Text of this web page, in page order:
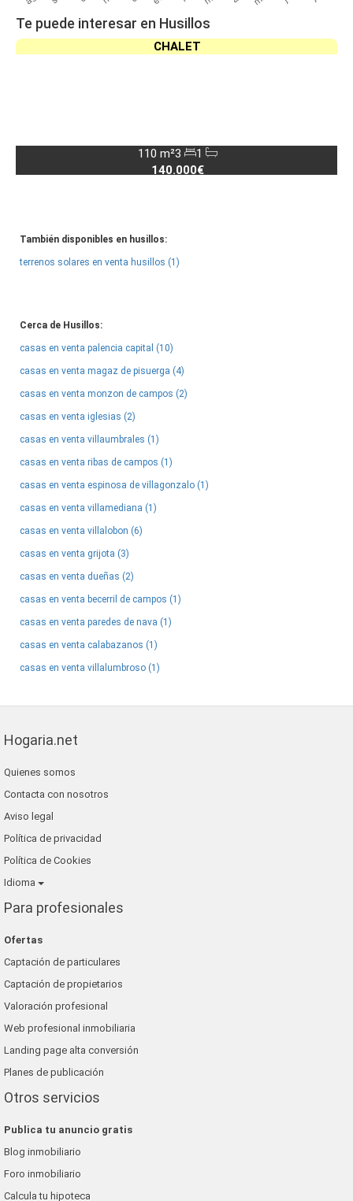
Te puede interesar en Husillos
CHALET
110 m²3
1
140.000€
También disponibles en husillos:
terrenos solares en venta husillos (1)
Cerca de Husillos:
casas en venta palencia capital (10)
casas en venta magaz de pisuerga (4)
casas en venta monzon de campos (2)
casas en venta iglesias (2)
casas en venta villaumbrales (1)
casas en venta ribas de campos (1)
casas en venta espinosa de villagonzalo (1)
casas en venta villamediana (1)
casas en venta villalobon (6)
casas en venta grijota (3)
casas en venta dueñas (2)
casas en venta becerril de campos (1)
casas en venta paredes de nava (1)
casas en venta calabazanos (1)
casas en venta villalumbroso (1)
Hogaria.net
Quienes somos
Contacta con nosotros
Aviso legal
Política de privacidad
Política de Cookies
Idioma
Para profesionales
Ofertas
Captación de particulares
Captación de propietarios
Valoración profesional
Web profesional inmobiliaria
Landing page alta conversión
Planes de publicación
Otros servicios
Publica tu anuncio gratis
Blog inmobiliario
Foro inmobiliario
Calcula tu hipoteca